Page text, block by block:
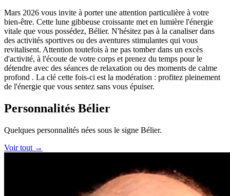
Mars 2026 vous invite à porter une attention particulière à votre
bien-être. Cette lune gibbeuse croissante met en lumière l'énergie
vitale que vous possédez, Bélier. N'hésitez pas à la canaliser dans
des activités sportives ou des aventures stimulantes qui vous
revitalisent. Attention toutefois à ne pas tomber dans un excès
d'activité, à l'écoute de votre corps et prenez du temps pour le
détendre avec des séances de relaxation ou des moments de calme
profond . La clé cette fois-ci est la modération : profitez pleinement
de l'énergie que vous sentez sans vous épuiser.
Personnalités Bélier
Quelques personnalités nées sous le signe Bélier.
Voir tout →